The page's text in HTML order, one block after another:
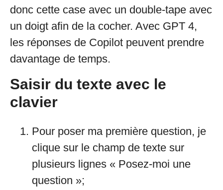
donc cette case avec un double-tape avec
un doigt afin de la cocher. Avec GPT 4,
les réponses de Copilot peuvent prendre
davantage de temps.
Saisir du texte avec le
clavier
Pour poser ma première question, je
clique sur le champ de texte sur
plusieurs lignes « Posez-moi une
question »;